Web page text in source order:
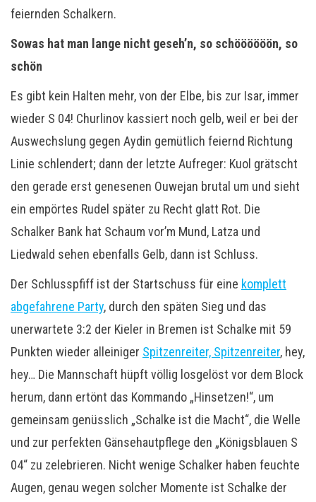
feiernden Schalkern.
Sowas hat man lange nicht geseh’n, so schöööööön, so
schön
Es gibt kein Halten mehr, von der Elbe, bis zur Isar, immer
wieder S 04! Churlinov kassiert noch gelb, weil er bei der
Auswechslung gegen Aydin gemütlich feiernd Richtung
Linie schlendert; dann der letzte Aufreger: Kuol grätscht
den gerade erst genesenen Ouwejan brutal um und sieht
ein empörtes Rudel später zu Recht glatt Rot. Die
Schalker Bank hat Schaum vor’m Mund, Latza und
Liedwald sehen ebenfalls Gelb, dann ist Schluss.
Der Schlusspfiff ist der Startschuss für eine komplett
abgefahrene Party, durch den späten Sieg und das
unerwartete 3:2 der Kieler in Bremen ist Schalke mit 59
Punkten wieder alleiniger Spitzenreiter, Spitzenreiter, hey,
hey… Die Mannschaft hüpft völlig losgelöst vor dem Block
herum, dann ertönt das Kommando „Hinsetzen!“, um
gemeinsam genüsslich „Schalke ist die Macht“, die Welle
und zur perfekten Gänsehautpflege den „Königsblauen S
04“ zu zelebrieren. Nicht wenige Schalker haben feuchte
Augen, genau wegen solcher Momente ist Schalke der